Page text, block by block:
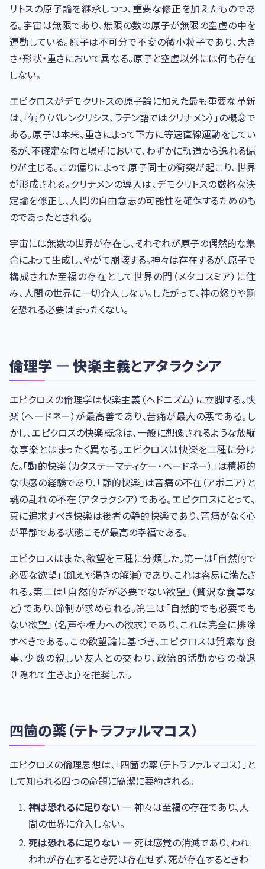
リトスの原子論を継承しつつ、重要な修正を加えたものであ
る。宇宙は無限であり、無限の数の原子が無限の空虚の中を
運動している。原子は不可分で不変の微小粒子であり、大き
さ・形状・重さにおいて異なる。原子と空虚以外には何も存在
しない。
エピクロスがデモクリトスの原子論に加えた最も重要な革新
は、「偏り（パレンクリシス、ラテン語ではクリナメン）」の概念で
ある。原子は本来、重さによって下方に等速直線運動をしてい
るが、不確定な時と場所において、わずかに軌道から逸れる偏
りが生じる。この偏りによって原子同士の衝突が起こり、世界
が形成される。クリナメンの導入は、デモクリトスの厳格な決
定論を修正し、人間の自由意志の可能性を確保するためのも
のであったとされる。
宇宙には無数の世界が存在し、それぞれが原子の偶然的な集
合によって生成し、やがて崩壊する。神々は存在するが、原子で
構成された至福の存在として世界の間（メタコスミア）に住
み、人間の世界に一切介入しない。したがって、神の怒りや罰
を恐れる必要はまったくない。
倫理学 — 快楽主義とアタラクシア
エピクロスの倫理学は快楽主義（ヘドニズム）に立脚する。快
楽（ヘードネー）が最高善であり、苦痛が最大の悪である。し
かし、エピクロスの快楽概念は、一般に想像されるような放縦
な享楽とはまったく異なる。エピクロスは快楽を二種に分け
た。「動的快楽（カタステーマティケー・ヘードネー）」は積極的
な快感の経験であり、「静的快楽」は苦痛の不在（アポニア）と
魂の乱れの不在（アタラクシア）である。エピクロスにとって、
真に追求すべき快楽は後者の静的快楽であり、苦痛がなく心
が平静である状態こそが最高の幸福である。
エピクロスはまた、欲望を三種に分類した。第一は「自然的で
必要な欲望」（飢えや渇きの解消）であり、これは容易に満たさ
れる。第二は「自然的だが必要でない欲望」（贅沢な食事な
ど）であり、節制が求められる。第三は「自然的でも必要でも
ない欲望」（名声や権力への欲求）であり、これは完全に排除
すべきである。この欲望論に基づき、エピクロスは質素な食
事、少数の親しい友人との交わり、政治的活動からの撤退
（「隠れて生きよ」）を推奨した。
四箇の薬（テトラファルマコス）
エピクロスの倫理思想は、「四箇の薬（テトラファルマコス）」と
して知られる四つの命題に簡潔に要約される。
神は恐れるに足りない — 神々は至福の存在であり、人
間の世界に介入しない。
死は恐れるに足りない — 死は感覚の消滅であり、われ
われが存在するとき死は存在せず、死が存在するときわ